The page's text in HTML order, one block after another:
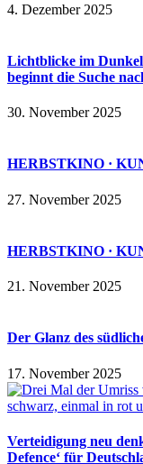
4. Dezember 2025
Lichtblicke im
beginnt die Suche
30. November 2025
HERBSTKINO ·
27. November 2025
HERBSTKINO ·
21. November 2025
Der Glanz des
17. November 2025
Verteidigung neu
Defence‘ für